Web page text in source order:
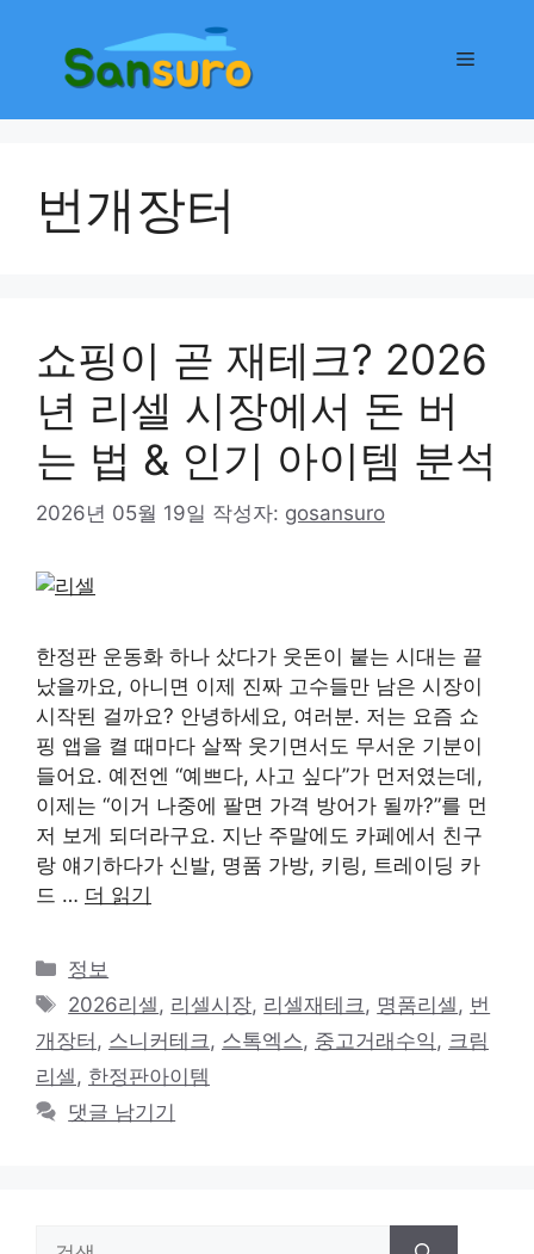
메
번개장터
쇼핑이 곧 재테크? 2026
년 리셀 시장에서 돈 버
는 법 & 인기 아이템 분석
2026년 05월 19일 작성자: gosansuro
한정판 운동화 하나 샀다가 웃돈이 붙는 시대는 끝
났을까요, 아니면 이제 진짜 고수들만 남은 시장이
시작된 걸까요? 안녕하세요, 여러분. 저는 요즘 쇼
핑 앱을 켤 때마다 살짝 웃기면서도 무서운 기분이
들어요. 예전엔 “예쁘다, 사고 싶다”가 먼저였는데,
이제는 “이거 나중에 팔면 가격 방어가 될까?”를 먼
저 보게 되더라구요. 지난 주말에도 카페에서 친구
랑 얘기하다가 신발, 명품 가방, 키링, 트레이딩 카
드 … 더 읽기
카
테
리
정보
태
그
2026리셀 , 리셀시장, 리셀재테크 , 명품리셀 , 번
개장터 , 스니커테크 , 스톡엑스, 중고거래수익 , 크림
리셀 , 한정판아이템
댓글 남기기